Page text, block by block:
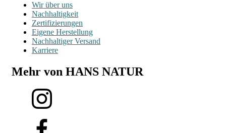
Wir über uns
Nachhaltigkeit
Zertifizierungen
Eigene Herstellung
Nachhaltiger Versand
Karriere
Mehr von HANS NATUR